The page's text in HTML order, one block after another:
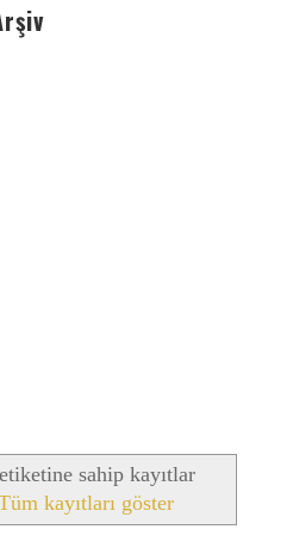
sahip kayıtlar
kayıtları göster